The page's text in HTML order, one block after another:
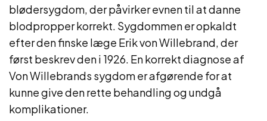
blødersygdom, der påvirker evnen til at danne
blodpropper korrekt. Sygdommen er opkaldt
efter den finske læge Erik von Willebrand, der
først beskrev den i 1926. En korrekt diagnose af
Von Willebrands sygdom er afgørende for at
kunne give den rette behandling og undgå
komplikationer.